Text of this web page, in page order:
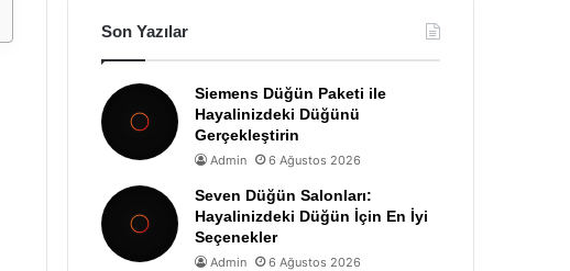
Son Yazılar
Siemens Düğün Paketi ile
Hayalinizdeki Düğünü
Gerçekleştirin
Admin 6 Ağustos 2026
Seven Düğün Salonları:
Hayalinizdeki Düğün İçin En İyi
Seçenekler
Admin 6 Ağustos 2026